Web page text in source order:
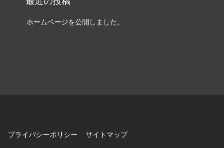
ホームページを公開しました。
プライバシーポリシー サイトマップ